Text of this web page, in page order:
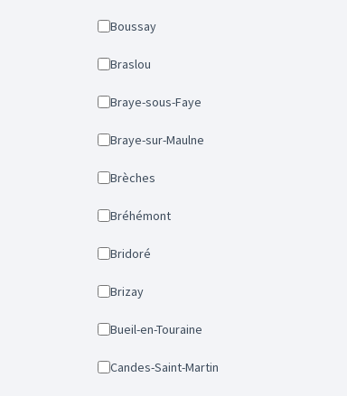
Boussay
Braslou
Braye-sous-Faye
Braye-sur-Maulne
Brèches
Bréhémont
Bridoré
Brizay
Bueil-en-Touraine
Candes-Saint-Martin